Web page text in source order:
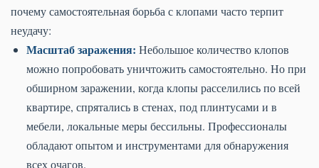
почему самостоятельная борьба с клопами часто терпит
неудачу:
Масштаб заражения: Небольшое количество клопов
можно попробовать уничтожить самостоятельно. Но при
обширном заражении, когда клопы расселились по всей
квартире, спрятались в стенах, под плинтусами и в
мебели, локальные меры бессильны. Профессионалы
обладают опытом и инструментами для обнаружения
всех очагов.